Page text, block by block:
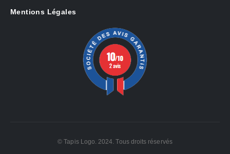
Mentions Légales
© Tapis Logo. 2024. Tous droits réservés